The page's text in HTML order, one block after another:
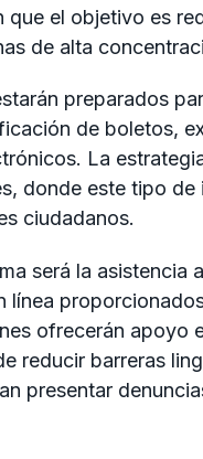
el objetivo es
de alta
preparados
de boletos,
La
donde este tipo de
ciudadanos.
será la asistencia
línea
ofrecerán apoyo
reducir barreras
presentar